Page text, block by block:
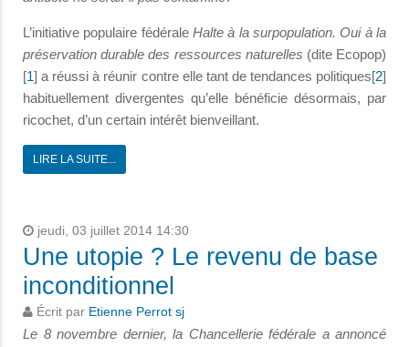
L’initiative populaire fédérale Halte à la surpopulation. Oui à la
préservation durable des ressources naturelles (dite Ecopop)
[1] a réussi à réunir contre elle tant de tendances politiques[2]
habituellement divergentes qu’elle bénéficie désormais, par
ricochet, d’un certain intérêt bienveillant.
LIRE LA SUITE...
jeudi, 03 juillet 2014 14:30
Une utopie ? Le revenu de base
inconditionnel
Écrit par Etienne Perrot sj
Le 8 novembre dernier, la Chancellerie fédérale a annoncé